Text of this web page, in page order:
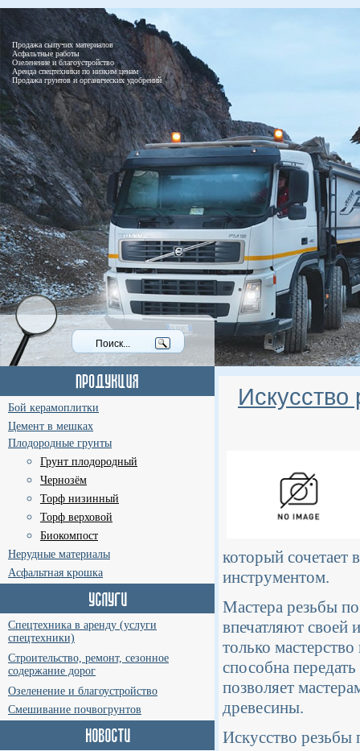
Продажа сыпучих материалов
Асфальтные работы
Озеленение и благоустройство
Аренда спецтехники по низким ценам
Продажа грунтов и органических удобрений
Бой керамоплитки
Цемент в мешках
Плодородные грунты
Грунт плодородный
Чернозём
Торф низинный
Торф верховой
Биокомпост
Нерудные материалы
Асфальтная крошка
Спецтехника в аренду (услуги
спецтехники)
Строительство, ремонт, сезонное
содержание дорог
Озеленение и благоустройство
Смешивание почвогрунтов
Искусство
который сочетает
инструментом.
Мастера резьбы
впечатляют своей
только
способна
позволяет
древесины.
Искусство резьбы